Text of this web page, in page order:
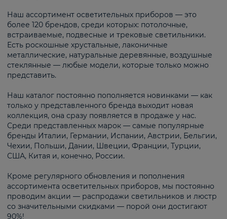
Наш ассортимент осветительных приборов — это
более 120 брендов, среди которых: потолочные,
встраиваемые, подвесные и трековые светильники.
Есть роскошные хрустальные, лаконичные
металлические, натуральные деревянные, воздушные
стеклянные — любые модели, которые только можно
представить.
Наш каталог постоянно пополняется новинками — как
только у представленного бренда выходит новая
коллекция, она сразу появляется в продаже у нас.
Среди представленных марок — самые популярные
бренды Италии, Германии, Испании, Австрии, Бельгии,
Чехии, Польши, Дании, Швеции, Франции, Турции,
США, Китая и, конечно, России.
Кроме регулярного обновления и пополнения
ассортимента осветительных приборов, мы постоянно
проводим акции — распродажи светильников и люстр
со значительными скидками — порой они достигают
90%!